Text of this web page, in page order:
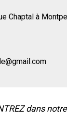
Chaptal à
dans